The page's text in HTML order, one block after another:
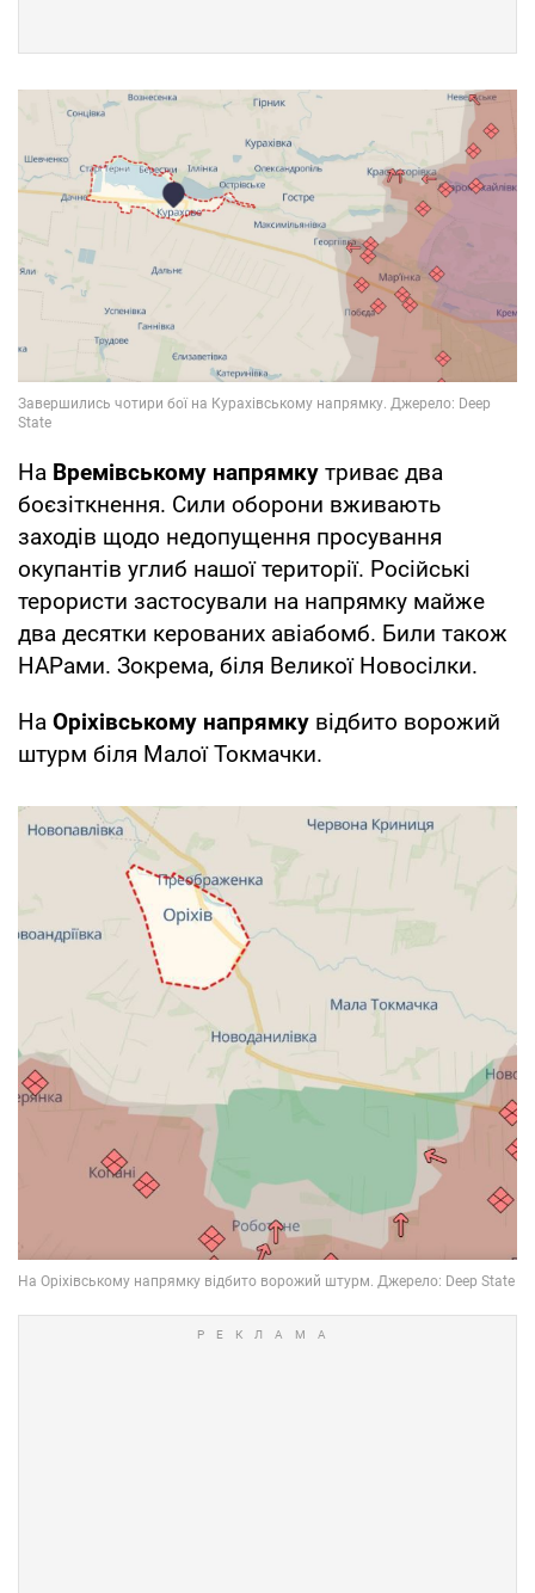
На Времівському напрямку триває два
боєзіткнення. Сили оборони вживають
заходів щодо недопущення просування
окупантів углиб нашої території. Російські
терористи застосували на напрямку майже
два десятки керованих авіабомб. Били також
НАРами. Зокрема, біля Великої Новосілки.
На Оріхівському напрямку відбито ворожий
штурм біля Малої Токмачки.